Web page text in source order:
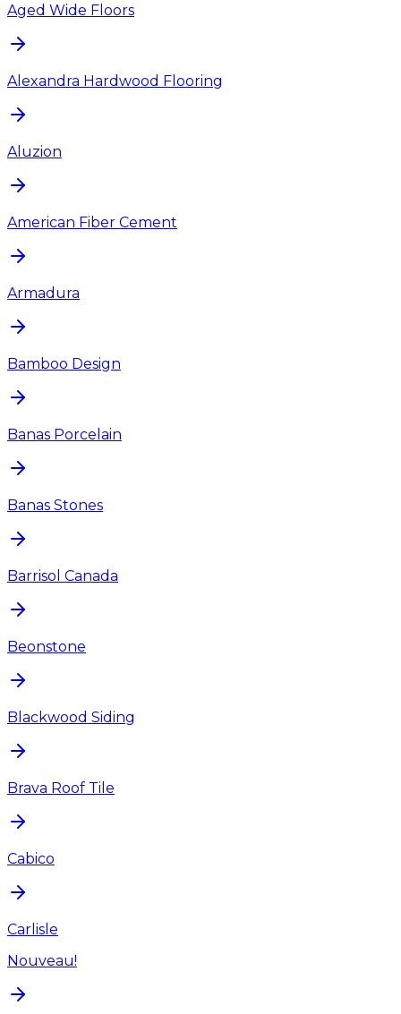
Aged Wide Floors
Alexandra Hardwood Flooring
Aluzion
American Fiber Cement
Armadura
Bamboo Design
Banas Porcelain
Banas Stones
Barrisol Canada
Beonstone
Blackwood Siding
Brava Roof Tile
Cabico
Carlisle
Nouveau!